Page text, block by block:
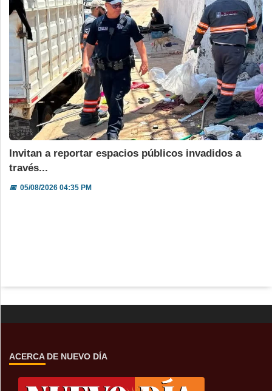
Invitan a reportar espacios públicos invadidos a
través...
📅05/08/2026 04:35 PM
ACERCA DE NUEVO DÍA